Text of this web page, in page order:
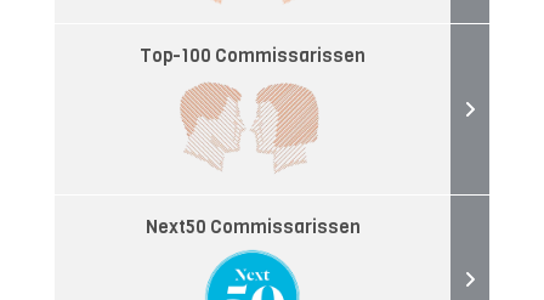
Top-100 Commissarissen
Next50 Commissarissen